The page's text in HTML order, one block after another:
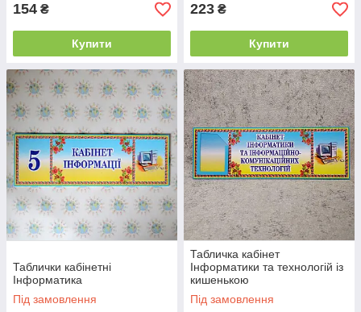
154 ₴
Купити
223 ₴
Купити
Таблички кабінетні
Інформатика
Під замовлення
Табличка кабінет
Інформатики та технологій із
кишенькою
Під замовлення